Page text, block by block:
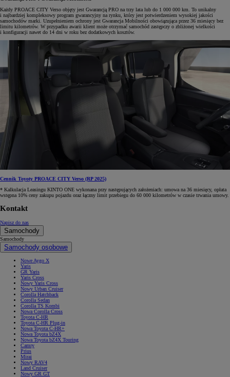
Każdy PROACE CITY Verso objęty jest Gwarancją PRO na trzy lata lub do 1 000 000 km. To unikalny
i najbardziej kompleksowy program gwarancyjny na rynku, który jest potwierdzeniem wysokiej jakości
samochodów marki. Uzupełnieniem ochrony jest Gwarancja Mobilności obowiązująca przez 36 miesięcy bez
limitu kilometrów. W przypadku awarii klient może otrzymać samochód zastępczy o zbliżonej wielkości
i konfiguracji nawet do 14 dni w roku bez dodatkowych kosztów.
Cennik Toyoty PROACE CITY Verso (RP 2025)
* Kalkulacja Leasingu KINTO ONE wykonana przy następujących założeniach: umowa na 36 miesięcy, opłata
wstępna 10% ceny zakupu pojazdu oraz łączny limit przebiegu do 60 000 kilometrów w czasie trwania umowy.
Kontakt
Napisz do nas
Samochody
Samochody
Samochody osobowe
Nowe Aygo X
Yaris
GR Yaris
Yaris Cross
Nowy Yaris Cross
Nowy Urban Cruiser
Corolla Hatchback
Corolla Sedan
Corolla TS Kombi
Nowa Corolla Cross
Toyota C-HR
Toyota C-HR Plug-in
Nowa Toyota C-HR+
Nowa Toyota bZ4X
Nowa Toyota bZ4X Touring
Camry
Prius
Mirai
Nowy RAV4
Land Cruiser
Nowy GR GT